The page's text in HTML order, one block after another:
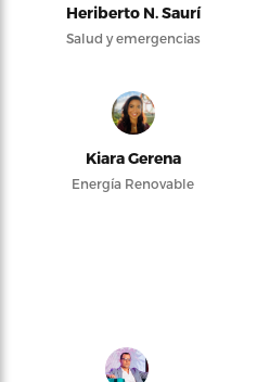
Heriberto N. Saurí
Salud y emergencias
Kiara Gerena
Energía Renovable